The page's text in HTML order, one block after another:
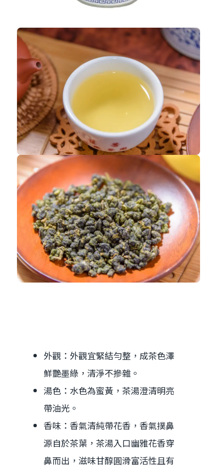
外觀：外觀宜緊結勻整，成茶色澤
鮮艷墨綠，清淨不摻雜。
湯色：水色為蜜黃，茶湯澄清明亮
帶油光。
香味：香氣清純帶花香，香氣撲鼻
源自於茶葉，茶湯入口幽雅花香穿
鼻而出，滋味甘醇圓滑富活性且有